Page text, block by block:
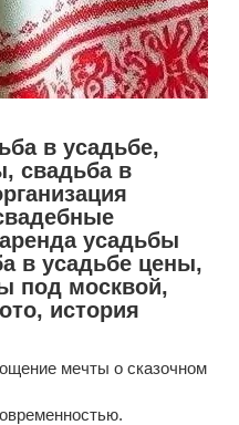
в усадьбе,
свадьба в
усадьбы
в усадьбе цены,
под москвой,
история
мечты о сказочном